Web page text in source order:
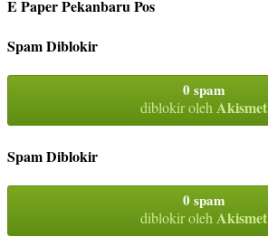
E Paper Pekanbaru Pos
Spam Diblokir
0 spam
diblokir olehAkismet
Spam Diblokir
0 spam
diblokir oleh Akismet